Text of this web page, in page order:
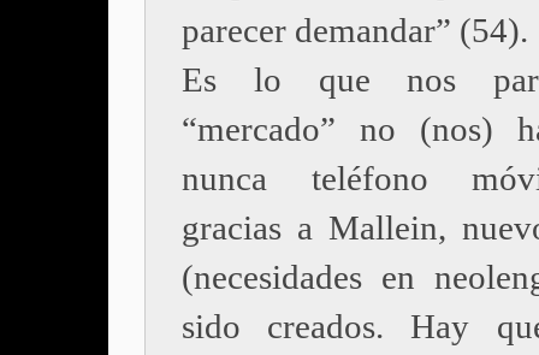
parecer demandar” (54).
Es lo que nos
“mercado” no (nos)
nunca teléfono
gracias a Mallein,
(necesidades en
sido creados. Hay